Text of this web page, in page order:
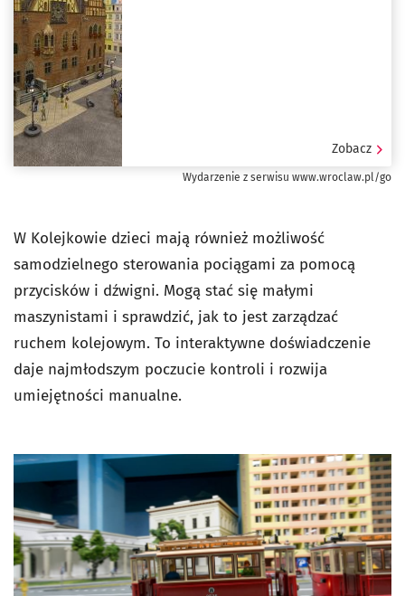
Zobacz
Wydarzenie z serwisu www.wroclaw.pl/go
W Kolejkowie dzieci mają również możliwość
samodzielnego sterowania pociągami za pomocą
przycisków i dźwigni. Mogą stać się małymi
maszynistami i sprawdzić, jak to jest zarządzać
ruchem kolejowym. To interaktywne doświadczenie
daje najmłodszym poczucie kontroli i rozwija
umiejętności manualne.